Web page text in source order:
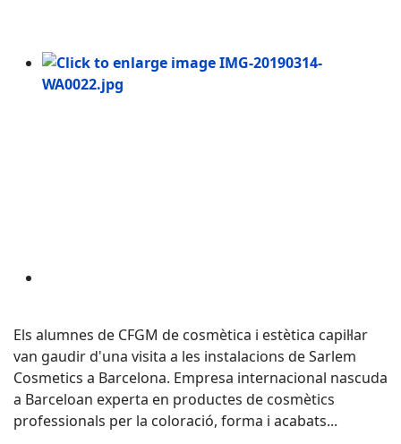
Els alumnes de CFGM de cosmètica i estètica capil·lar
van gaudir d'una visita a les instalacions de Sarlem
Cosmetics a Barcelona. Empresa internacional nascuda
a Barceloan experta en productes de cosmètics
professionals per la coloració, forma i acabats...